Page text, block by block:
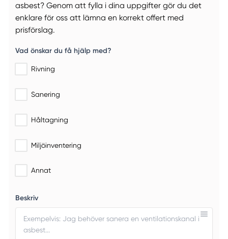
asbest? Genom att fylla i dina uppgifter gör du det
enklare för oss att lämna en korrekt offert med
prisförslag.
Vad önskar du få hjälp med?
Rivning
Sanering
Håltagning
Miljöinventering
Annat
Beskriv